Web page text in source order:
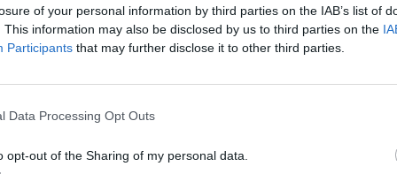
of your personal information by third parties on the IAB’s list of
This information may also be disclosed by us to third parties on the
Participants that may further disclose it to other third parties.
Data Processing Opt Outs
opt-out of the Sharing of my personal data.
és ott megtámasztani az árfolyamot,hogy maradjon némi
lett lekötve.Hova,meddig kell még leesnie?
nem fizettek osztalékot.